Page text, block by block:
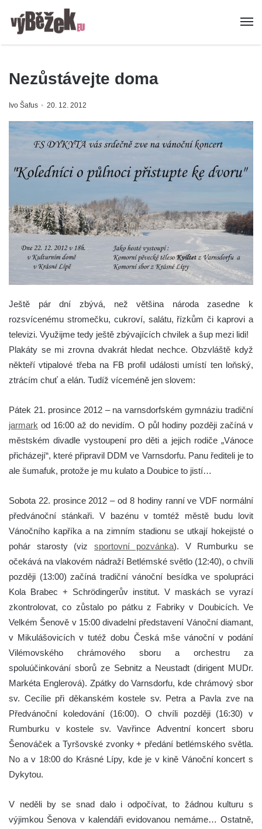
Nezůstávejte doma
Ivo Šafus 20. 12. 2012
Ještě pár dní zbývá, než většina národa zasedne k
rozsvícenému stromečku, cukroví, salátu, řízkům či kaprovi a
televizi. Využijme tedy ještě zbývajících chvilek a šup mezi lidi!
Plakáty se mi zrovna dvakrát hledat nechce. Obzvláště když
někteří vtipalové třeba na FB profil události umístí ten loňský,
ztrácím chuť a elán. Tudíž víceméně jen slovem:
Pátek 21. prosince 2012 – na varnsdorfském gymnáziu tradiční
jarmark od 16:00 až do nevidím. O půl hodiny později začíná v
městském divadle vystoupení pro děti a jejich rodiče „Vánoce
přicházejí“, které připravil DDM ve Varnsdorfu. Panu řediteli je to
ale šumafuk, protože je mu kulato a Doubice to jistí…
Sobota 22. prosince 2012 – od 8 hodiny ranní ve VDF normální
předvánoční stánkaři. V bazénu v tomtéž městě budu lovit
Vánočního kapříka a na zimním stadionu se utkají hokejisté o
pohár starosty (vizsportovní pozvánka). V Rumburku se
očekává na vlakovém nádraží Betlémské světlo (12:40), o chvíli
později (13:00) začíná tradiční vánoční besídka ve spolupráci
Kola Brabec + Schrödingerův institut. V maskách se vyrazí
zkontrolovat, co zůstalo po pátku z Fabriky v Doubicích. Ve
Velkém Šenově v 15:00 divadelní představení Vánoční diamant,
v Mikulášovicích v tutéž dobu Česká mše vánoční v podání
Vilémovského chrámového sboru a orchestru za
spoluúčinkování sborů ze Sebnitz a Neustadt (dirigent MUDr.
Markéta Englerová). Zpátky do Varnsdorfu, kde chrámový sbor
sv. Cecílie při děkanském kostele sv. Petra a Pavla zve na
Předvánoční koledování (16:00). O chvíli později (16:30) v
Rumburku v kostele sv. Vavřince Adventní koncert sboru
Šenováček a Tyršovské zvonky + předání betlémského světla.
No a v 18:00 do Krásné Lípy, kde je v kině Vánoční koncert s
Dykytou.
V neděli by se snad dalo i odpočívat, to žádnou kulturu s
výjimkou Šenova v kalendáři evidovanou nemáme… Ostatně,